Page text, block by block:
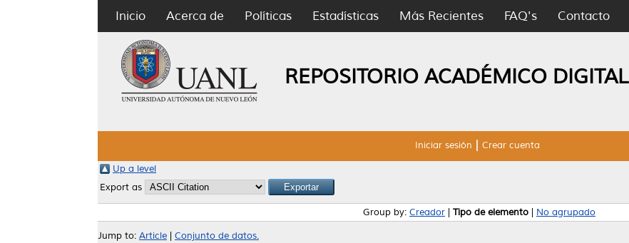
Inicio Acerca de Políticas Estadísticas Más Recientes FAQ's Contacto
REPOSITORIO ACADÉMICO DIGITAL
Iniciar sesión Crear cuenta
Up a level
Export as
Group by: Creador Tipo de elemento No agrupado
Jump to: Article Conjunto de datos.